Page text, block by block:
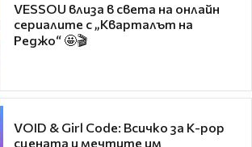
VESSOU влиза в света на онлайн
сериалите с „Кварталът на
Реджо“ 🤩🎬
VOID & Girl Code: Всичко за K-pop
сцената и мечтите им